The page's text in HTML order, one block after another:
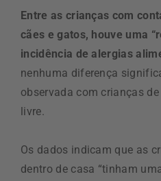
Entre as crianças com
cães e gatos, houve uma
incidência de alergias
nenhuma diferença
observada com crianças
livre.
Os dados indicam que as
dentro de casa “tinham